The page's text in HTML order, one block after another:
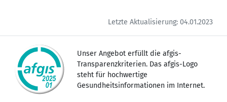
Letzte Aktualisierung: 04.01.2023
Unser Angebot erfüllt die afgis-
Transparenzkriterien. Das afgis-Logo
steht für hochwertige
Gesundheitsinformationen im Internet.